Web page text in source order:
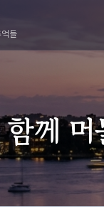
들
함께